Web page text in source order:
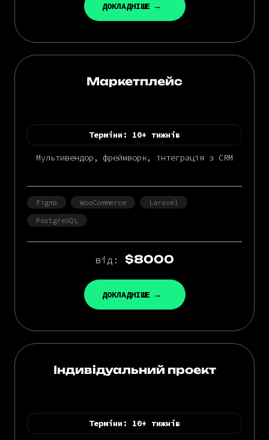
ДОКЛАДНІШЕ
Маркетплейс
Терміни: 10+ тижнів
Мультивендор, фреймворк, інтеграція з CRM
Figma WooCommerce
Laravel
PostgreSQL
від: $8000
ДОКЛАДНІШЕ
Індивідуальний проект
Терміни: 10+ тижнів